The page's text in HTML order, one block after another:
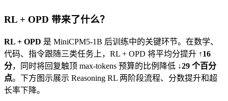
RL + OPD 带来了什么？
RL + OPD 是 MiniCPM5-1B 后训练中的关键环节。在数学、
代码、指令跟随三类任务上，RL + OPD 将平均分提升 ↑16
分，同时将回复触顶 max-tokens 预算的比例降低 ↓29 个百分
点。下方图示展示 Reasoning RL 两阶段流程、分数提升和超
长率下降。